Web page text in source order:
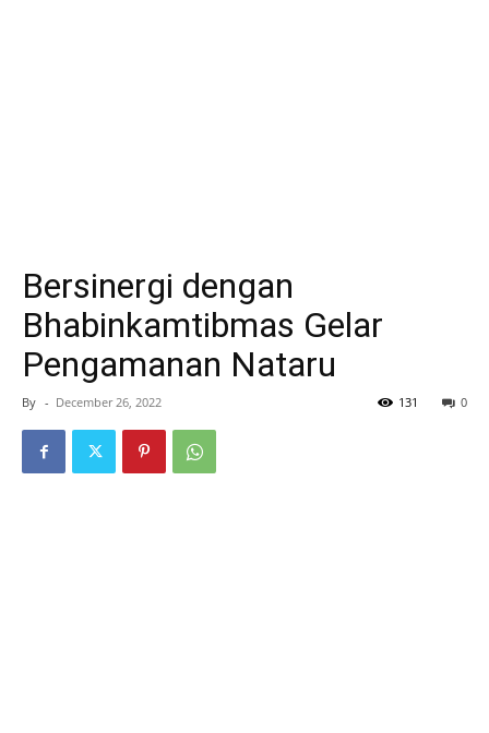
Bersinergi dengan
Bhabinkamtibmas Gelar
Pengamanan Nataru
By - December 26, 2022 0
131